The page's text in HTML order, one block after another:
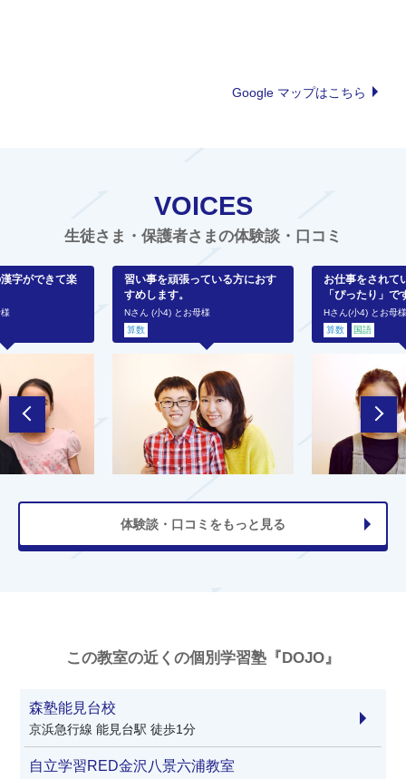
Google マップはこちら
VOICES
生徒さま・保護者さまの体験談・口コミ
字ができて楽
習い事を頑張っている方におす
すめします。
Nさん (小4) とお母様
算数
お仕事をされて
「ぴったり」で
Hさん(小4) とお母
算数
国語
体験談・口コミをもっと見る
この教室の近くの個別学習塾『DOJO』
森塾能見台校
京浜急行線 能見台駅 徒歩1分
自立学習RED金沢八景六浦教室